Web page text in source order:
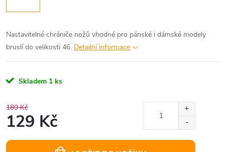
Nastavitelné chrániče nožů vhodné pro pánské i dámské modely
bruslí do velikosti 46. Detailní informace
Skladem 1 ks
189 Kč
129 Kč